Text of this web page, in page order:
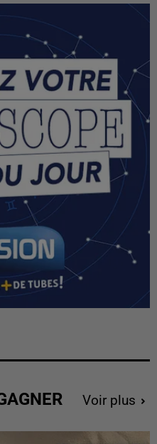
Voir plus